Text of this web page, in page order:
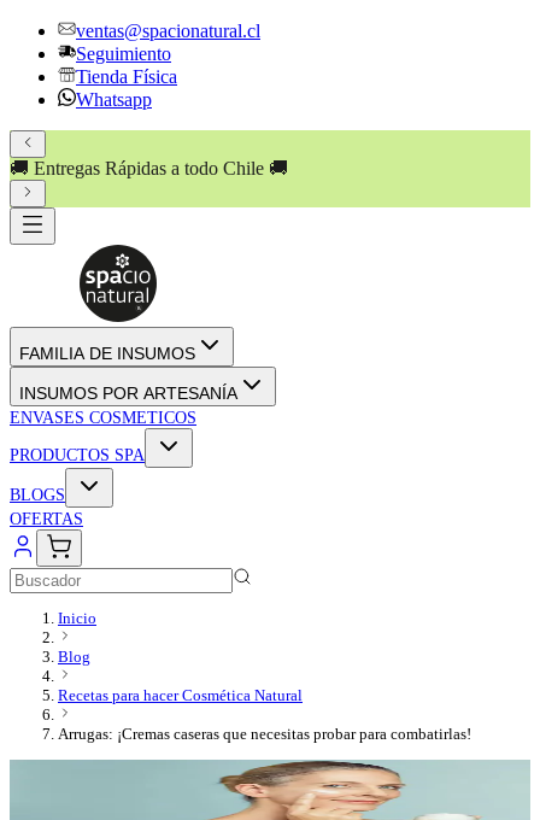
ventas@spacionatural.cl
Seguimiento
Tienda Física
Whatsapp
🚚 Entregas Rápidas a todo Chile 🚚
FAMILIA DE INSUMOS
INSUMOS POR ARTESANÍA
ENVASES COSMETICOS
PRODUCTOS SPA
BLOGS
OFERTAS
Inicio
Blog
Recetas para hacer Cosmética Natural
Arrugas: ¡Cremas caseras que necesitas probar para combatirlas!